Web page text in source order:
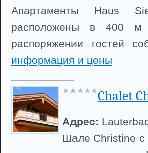
Апартаменты Haus
расположены в 400 м
распоряжении гостей
информация и цены
Chalet
Адрес:
Шале Christine с